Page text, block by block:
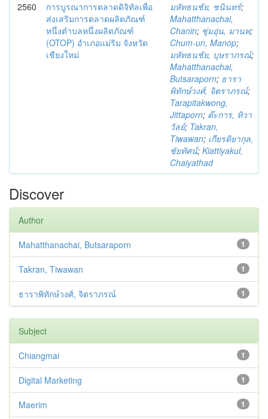
2560
การบูรณาการตลาดดิจิทัลเพื่อ
ส่งเสริมการตลาดผลิตภัณฑ์
หนึ่งตำบลหนึ่งผลิตภัณฑ์
(OTOP) อำเภอแม่ริม จังหวัด
เชียงใหม่
มหัทธนชัย, ชนินทร์;
Mahatthanachai,
Chanin; ชุ่มอุ่น, มานพ;
Chum-un, Manop;
มหัทธนชัย, บุษราภรณ์;
Mahatthanachai,
Butsaraporn; ธารา
พิทักษ์วงศ์, จิตราภรณ์;
Tarapitakwong,
Jittaporn; ต๊ะการ, ทิวา
วัลย์; Takran,
Tiwawan; เกียรติยากุล,
ชัยทัศน์; Kiattiyakul,
Chaiyathad
Discover
Author
1
Mahatthanachai, Butsaraporn
1
Takran, Tiwawan
1
ธาราพิทักษ์วงศ์, จิตราภรณ์
Subject
1
Chiangmai
1
Digital Marketing
1
Maerim